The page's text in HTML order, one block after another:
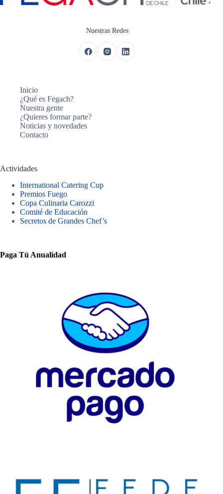
Nuestras Redes
Inicio
¿Qué es Fegach?
Nuestra gente
¿Quieres formar parte?
Noticias y novedades
Contacto
Actividades
International Catering Cup
Premios Fuego
Copa Culinaria Carozzi
Comité de Educación
Secretos de Grandes Chef’s
Paga Tú Anualidad